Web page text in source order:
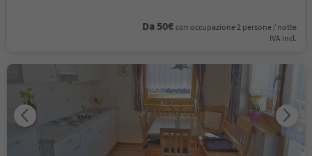
Da 50€ con occupazione 2 persone / notte
IVA incl.